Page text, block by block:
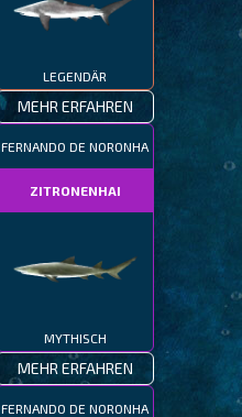
LEGENDÄR
MEHR ERFAHREN
FERNANDO DE NORONHA
ZITRONENHAI
MYTHISCH
MEHR ERFAHREN
FERNANDO DE NORONHA